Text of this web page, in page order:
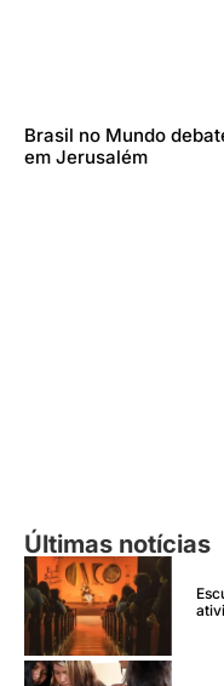
Brasil no Mundo
em Jerusalém
Últimas notícias